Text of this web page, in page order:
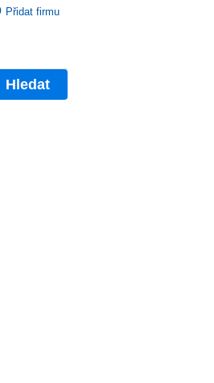
Přidat firmu
Hledat